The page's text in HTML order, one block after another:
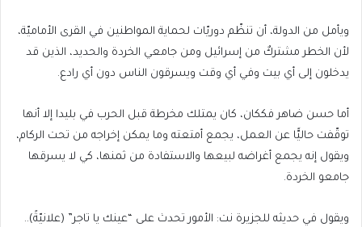
ويأمل من الدولة، أن تنظّم دوريّات لحماية المواطنين في القرى الأماميّة،
لأن الخطر مشتركٌ من إسرائيل ومن جامعي الخردة والحديد، الذين قد
يدخلون إلى أي بيت وفي أي وقت ويسرقون الناس دون أي رادع.
أما حسن ضاهر فككان، كان يمتلك مخرطة قبل الحرب في بليدا إلا أنها
توقّفت حاليًّا عن العمل، يجمع أمتعته وما يمكن إخراجه من تحت الركام،
ويقول إنه يجمع أغراضه لبيعها والاستفادة من ثمنها، كي لا يسرقها
جامعو الخردة.
ويقول في حديثه للجزيرة نت: الأمور تحدث على “عينك يا تاجر” (علانيّةً)..